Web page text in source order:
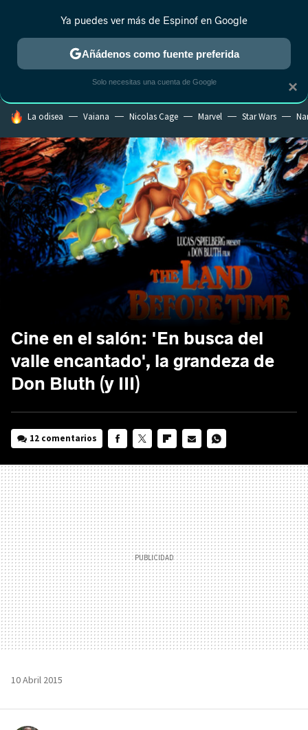
ESTRENOS REALITY ANIME RANKINGS CINE
HOY SE HABLA DE
La odisea Vaiana Nicolas Cage Marvel Star Wars
Cine en el salón: 'En busca del
valle encantado', la grandeza de
Don Bluth (y III)
12 comentarios
MAIL
10 Abril 2015
×
Ya puedes ver más de Espinof en Google
Añádenos como fuente preferida
Solo necesitas una cuenta de Google